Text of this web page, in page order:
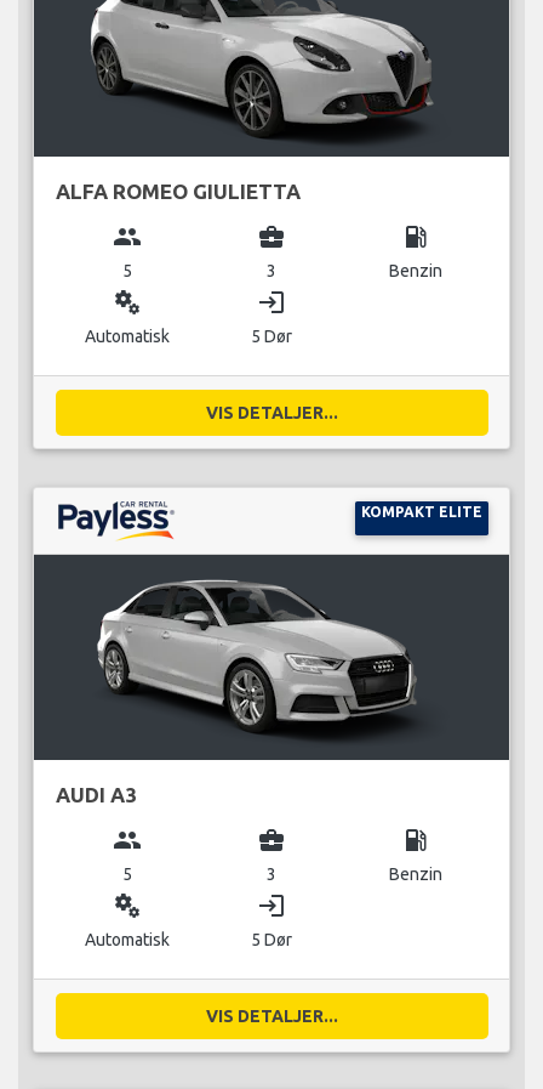
ALFA ROMEO GIULIETTA
group
5
business_center
3
local_gas_station
Benzin
miscellaneous_services
Automatisk
login
5 Dør
VIS DETALJER...
KOMPAKT ELITE
AUDI A3
group
5
business_center
3
local_gas_station
Benzin
miscellaneous_services
Automatisk
login
5 Dør
VIS DETALJER...